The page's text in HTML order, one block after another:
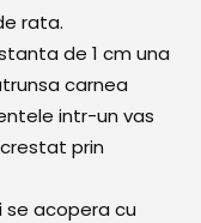
rata.
de 1 cm una
carnea
intr-un vas
prin
se acopera cu